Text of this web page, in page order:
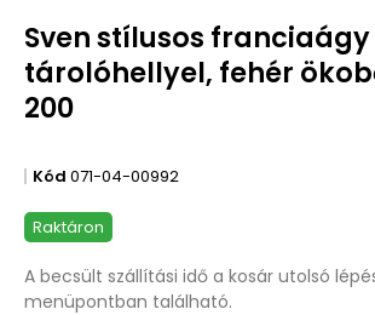
Sven stílusos franciaágy
tárolóhellyel, fehér
200
Kód 071-04-00992
Raktáron
A becsült szállítási idő a kosár utolsó
menüpontban található.